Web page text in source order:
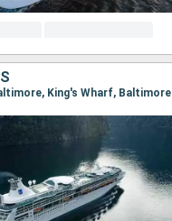
King's Wharf, Baltimore